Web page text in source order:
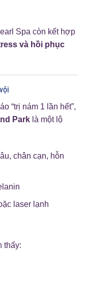
Spa còn kết hợp
và hồi phục
“trị nám 1 lần hết”,
Park là một lộ
chân cạn, hỗn
laser lạnh
thấy: